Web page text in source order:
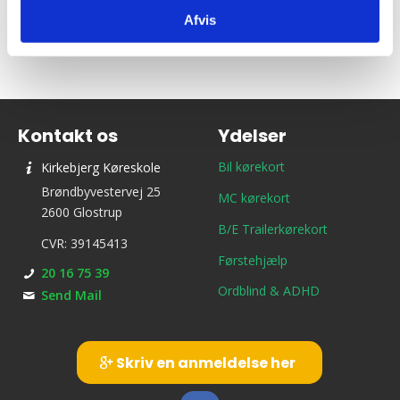
Afvis
Kontakt os
Kirkebjerg Køreskole
Brøndbyvestervej 25
2600 Glostrup
CVR: 39145413
20 16 75 39
Send Mail
Ydelser
Bil kørekort
MC kørekort
B/E Trailerkørekort
Førstehjælp
Ordblind & ADHD
Skriv en anmeldelse her